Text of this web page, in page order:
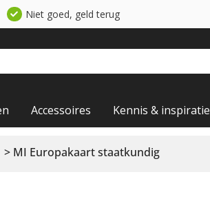
Niet goed, geld terug
Accessoires Kennis & inspiratie
> MI Europakaart staatkundig